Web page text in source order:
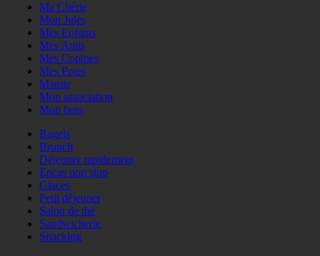
Ma Chérie
Mon Jules
Mes Enfants
Mes Amis
Mes Copines
Mes Potes
Mamie
Mon association
Mon boss
Bagels
Brunch
Déjeuner rapidement
Encas non stop
Glaces
Petit déjeuner
Salon de thé
Sandwicherie
Snacking